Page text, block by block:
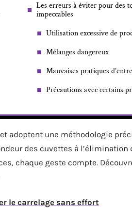
Les erreurs à éviter pour des
impeccables
Utilisation excessive de
Mélanges dangereux
Mauvaises pratiques
Précautions avec certains
adoptent une méthodologie
des cuvettes à l’élimination
chaque geste compte.
le carrelage sans effort